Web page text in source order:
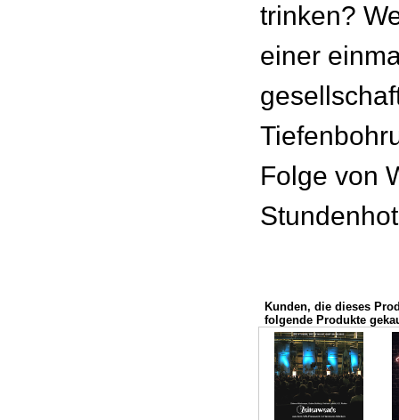
trinken?
einer
Folge von
Kunden, die dieses
folgende Produkte